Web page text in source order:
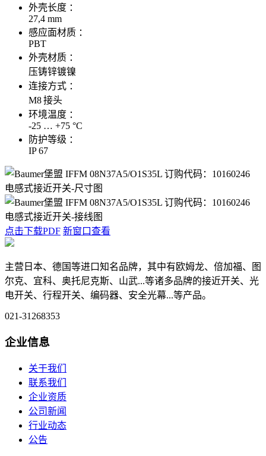
外壳长度 ：
27,4 mm
感应面材质 ：
PBT
外壳材质 ：
压铸锌镀镍
连接方式 ：
M8 接头
环境温度 ：
-25 … +75 °C
防护等级 ：
IP 67
点击下载PDF 新窗口查看
主营日本、德国等进口知名品牌，其中有欧姆龙、倍加福、图
尔克、宜科、奥托尼克斯、山武...等诸多品牌的接近开关、光
电开关、行程开关、编码器、安全光幕...等产品。
021-31268353
企业信息
关于我们
联系我们
企业资质
公司新闻
行业动态
公告